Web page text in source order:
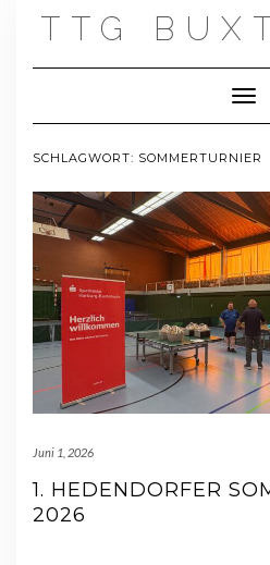
TTG
SCHLAGWORT: SOMMERTURNIER
Juni 1, 2026
1. HEDENDORFER
2026